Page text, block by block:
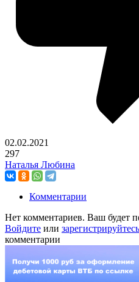
02.02.2021
297
Наталья Любина
Комментарии
Нет комментариев. Ваш будет
Войдите или зарегистрируйтесь
комментарии